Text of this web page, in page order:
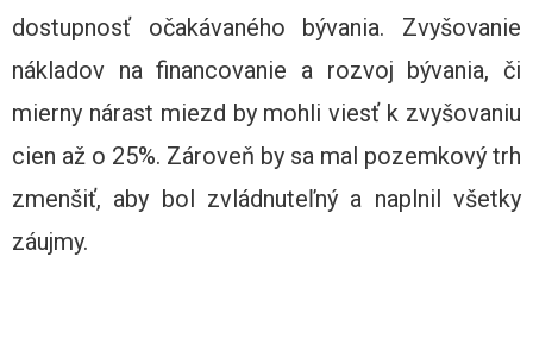
dostupnosť očakávaného bývania. Zvyšovanie
nákladov na financovanie a rozvoj bývania, či
mierny nárast miezd by mohli viesť k zvyšovaniu
cien až o 25%. Zároveň by sa mal pozemkový trh
zmenšiť, aby bol zvládnuteľný a naplnil všetky
záujmy.